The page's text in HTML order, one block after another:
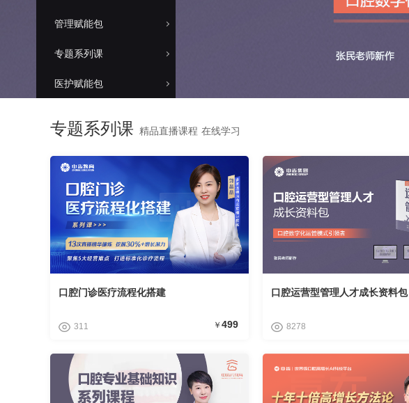
管理赋能包
专题系列课
医护赋能包
牙小新预防体系
大咖分享秀
运营管理
接诊服务
市场营销
技术提升
私训系列
学员专访
专题系列课 精品直播课程 在线学习
口腔门诊医疗流程化搭建
311 ￥ 499
口腔运营型管理人才成长资料包
8278